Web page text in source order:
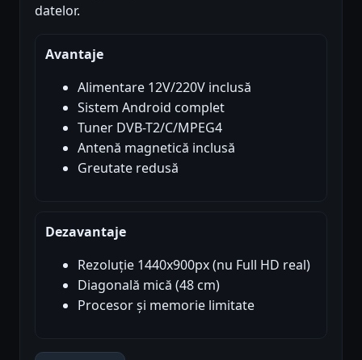
datelor.
Avantaje
Alimentare 12V/220V inclusă
Sistem Android complet
Tuner DVB-T2/C/MPEG4
Antenă magnetică inclusă
Greutate redusă
Dezavantaje
Rezoluție 1440x900px (nu Full HD real)
Diagonală mică (48 cm)
Procesor și memorie limitate